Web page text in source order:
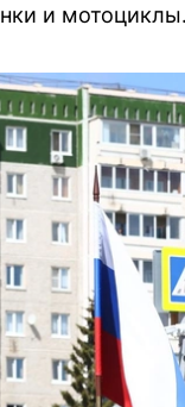
и мотоциклы.